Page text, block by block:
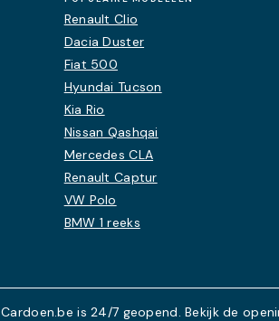
Renault Clio
Dacia Duster
Fiat 500
Hyundai Tucson
Kia Rio
Nissan Qashqai
Mercedes CLA
Renault Captur
VW Polo
BMW 1 reeks
Cardoen.be is 24/7 geopend. Bekijk de